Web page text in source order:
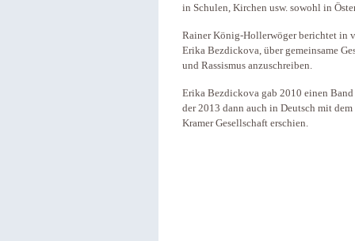
in Schulen, Kirchen usw. sowohl in
Rainer König-Hollerwöger berichtet in
Erika Bezdickova, über gemeinsame
und Rassismus anzuschreiben.
Erika Bezdickova gab 2010 einen
der 2013 dann auch in Deutsch mit
Kramer Gesellschaft erschien.